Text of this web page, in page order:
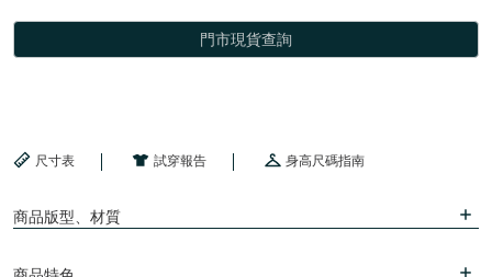
門市現貨查詢
尺寸表 試穿報告 身高尺碼指南
商品版型、材質